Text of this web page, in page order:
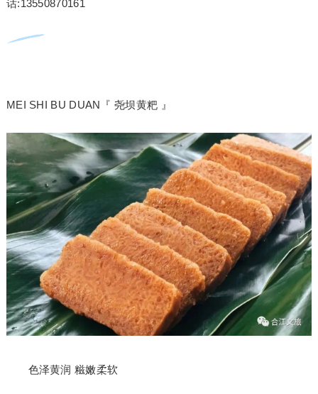
话:13550870161
MEI SHI BU DUAN『 尧坝黄粑 』
色泽黄润 糍嫩柔软